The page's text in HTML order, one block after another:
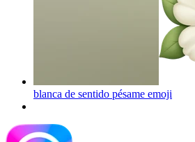
blanca de sentido pésame emoji